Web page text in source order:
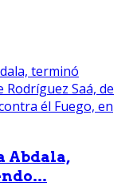
Abdala,